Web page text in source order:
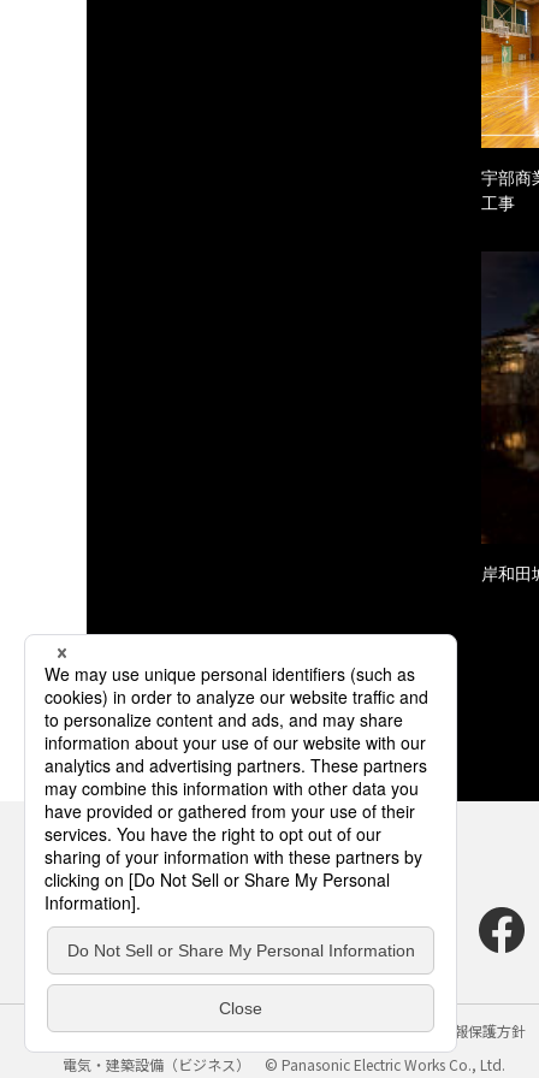
宇部商
工事
岸和田
サイトのご利用にあたって クッキーポリシー
個人情報保護方針
電気・建築設備（ビジネス）
© Panasonic Electric Works Co., Ltd.